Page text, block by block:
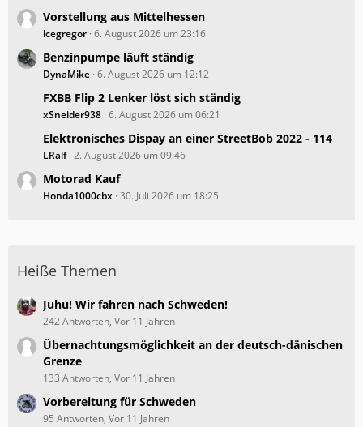
Vorstellung aus Mittelhessen
icegregor 6. August 2026 um 23:16
Benzinpumpe läuft ständig
DynaMike 6. August 2026 um 12:12
FXBB Flip 2 Lenker löst sich ständig
xSneider938 6. August 2026 um 06:21
Elektronisches Dispay an einer StreetBob 2022 - 114
LRalf 2. August 2026 um 09:46
Motorad Kauf
Honda1000cbx 30. Juli 2026 um 18:25
Heiße Themen
Juhu! Wir fahren nach Schweden!
242 Antworten, Vor 11 Jahren
Übernachtungsmöglichkeit an der deutsch-dänischen
Grenze
133 Antworten, Vor 11 Jahren
Vorbereitung für Schweden
95 Antworten, Vor 11 Jahren